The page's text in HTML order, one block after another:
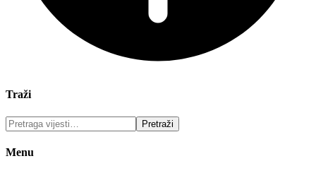
Traži
Menu